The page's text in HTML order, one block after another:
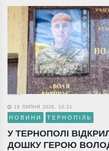
18 ЛИПНЯ 2026, 10:21
НОВИНИ ТЕРНОПІЛЬ
У ТЕРНОПОЛІ
ДОШКУ ГЕРОЮ